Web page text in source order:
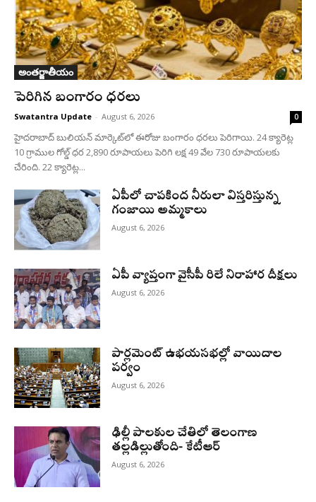
అంతర్జాతీయం
పెరిగిన బంగారం ధరలు
Swatantra Update - August 6, 2026 0
హైదరాబాద్ బులియన్‌ మార్కెట్‌లో ఈరోజు బంగారం ధరలు పెరిగాయి. 24 క్యారెట్ల
10 గ్రాముల గోల్డ్‌ ధర 2,890 రూపాయలు పెరిగి లక్ష 49 వేల 730 రూపాయలకు
చేరింది. 22 క్యారెట్ల...
ఏపీలో చాపకింద నీరులా విస్తరిస్తున్న
గంజాయి అమ్మకాలు
August 6, 2026
ఏపీ వ్యాప్తంగా వైసీపీ రిలే నిరాహార దీక్షలు
August 6, 2026
పార్లమెంట్ ఉభయసభల్లో వాయిదాల
పర్వం
August 6, 2026
ఢిల్లీ పాలకుల చేతిలో తెలంగాణ
తల్లడిల్లుతోంది- కేటీఆర్
August 6, 2026